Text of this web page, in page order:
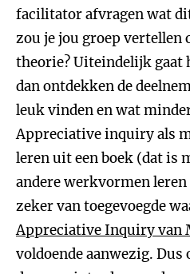
facilitator afvragen wat
zou je jou groep vertellen
theorie? Uiteindelijk gaat
dan ontdekken de
leuk vinden en wat
Appreciative inquiry als
leren uit een boek (dat is
andere werkvormen leren
zeker van toegevoegde
Appreciative Inquiry van
voldoende aanwezig. Dus